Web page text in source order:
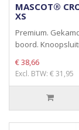
MASCOT®
XS
Premium.
boord.
€ 38,66
Excl. BTW: € 31,95